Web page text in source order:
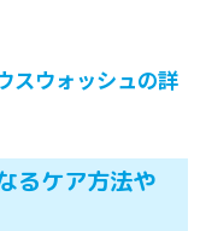
スウォッシュの詳
るケア方法や